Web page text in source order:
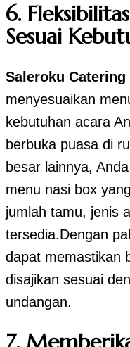
6.
Sesuai
Saleroku Catering
menyesuaikan
kebutuhan acara
berbuka puasa di
besar lainnya,
menu nasi box
jumlah tamu, jenis
tersedia.Dengan
dapat memastikan
disajikan sesuai
undangan.